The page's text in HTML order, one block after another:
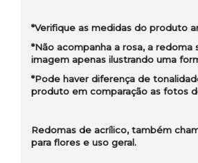
*Verifique as medidas do produto
*Não acompanha a rosa, a redoma
imagem apenas ilustrando uma
*Pode haver diferença de
produto em comparação as fotos
Redomas de acrílico, também
para flores e uso geral.